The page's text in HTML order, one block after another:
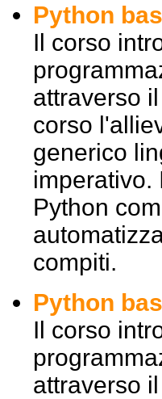
Python
Il corso
attraverso
corso
generico
imperativo.
Python
compiti.
Python
Il corso
attraverso